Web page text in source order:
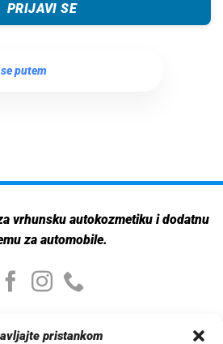
pristankom
PRIJAVI SE
putem
vrhunsku autokozmetiku i dodatnu
za automobile.
Moj nalog